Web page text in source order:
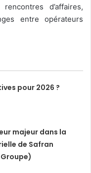
d’affaires,
entre opérateurs
pour 2026 ?
majeur dans la
de Safran